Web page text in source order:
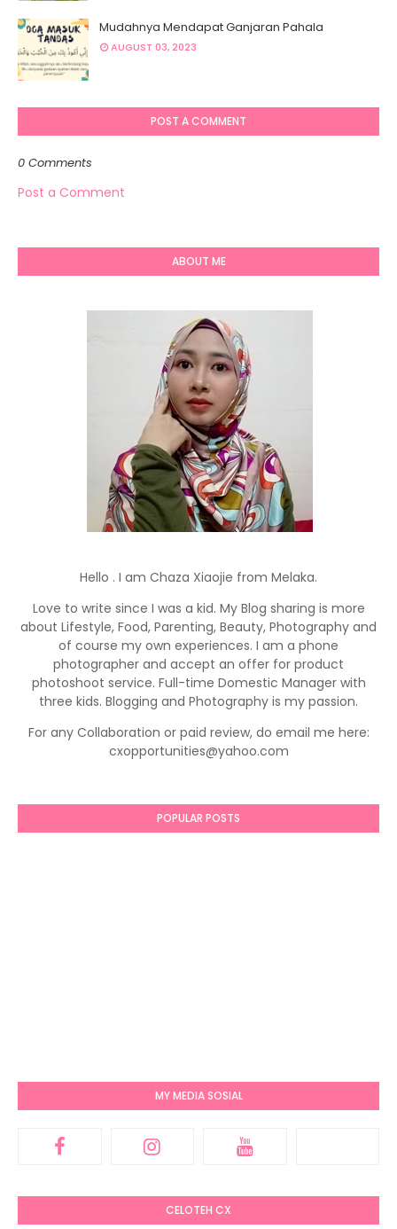
Mudahnya Mendapat Ganjaran Pahala
AUGUST 03, 2023
POST A COMMENT
0 Comments
Post a Comment
ABOUT ME
Hello . I am Chaza Xiaojie from Melaka.
Love to write since I was a kid. My Blog sharing is more
about Lifestyle, Food, Parenting, Beauty, Photography and
of course my own experiences. I am a phone
photographer and accept an offer for product
photoshoot service. Full-time Domestic Manager with
three kids. Blogging and Photography is my passion.
For any Collaboration or paid review, do email me here:
cxopportunities@yahoo.com
POPULAR POSTS
MY MEDIA SOSIAL
CELOTEH CX